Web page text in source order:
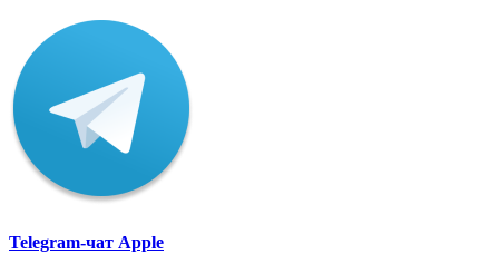
Telegram-чат Apple